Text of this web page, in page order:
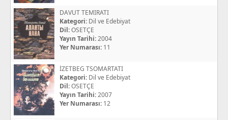
DAVUT TEMIRATI
Kategori: Dil ve Edebiyat
Dil:OSETÇE
Yayın Tarihi:2004
Yer Numarası: 11
İZETBEG TSOMARTATI
Kategori: Dil ve Edebiyat
Dil:OSETÇE
Yayın Tarihi:2007
Yer Numarası: 12